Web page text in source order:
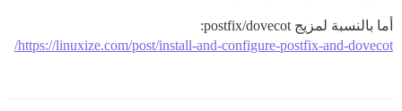
أما بالنسبة لمزيج postfix/dovecot:
https://linuxize.com/post/install-and-configure-postfix-and-dovecot/